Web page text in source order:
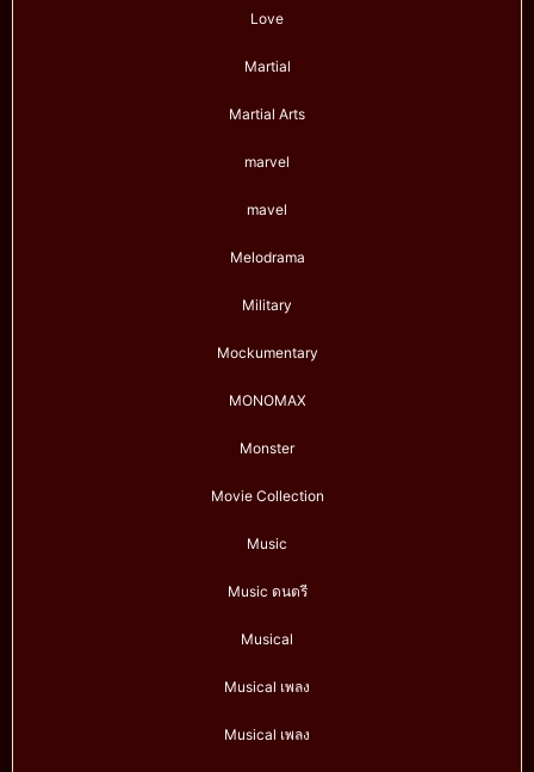
Love
Martial
Martial Arts
marvel
mavel
Melodrama
Military
Mockumentary
MONOMAX
Monster
Movie Collection
Music
Music ดนตรี
Musical
Musical เพลง
Musical เพลง